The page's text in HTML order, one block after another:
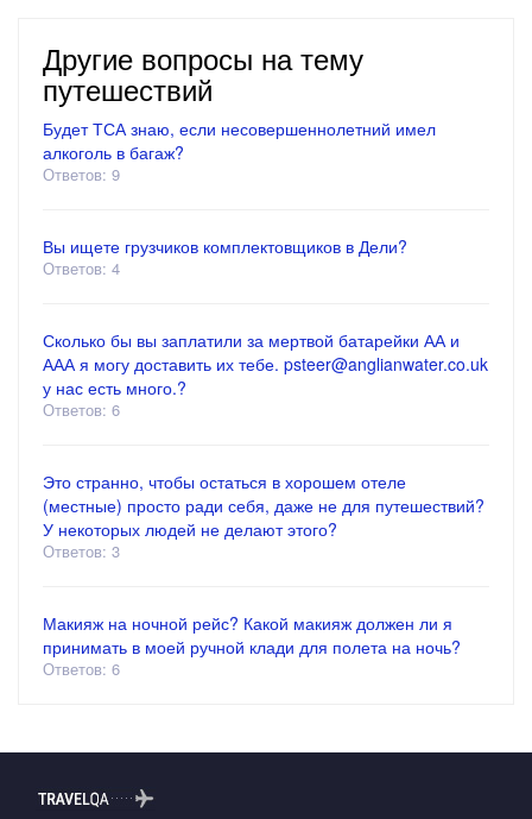
Другие вопросы на тему
путешествий
Будет ТСА знаю, если несовершеннолетний имел
алкоголь в багаж?
Ответов: 9
Вы ищете грузчиков комплектовщиков в Дели?
Ответов: 4
Сколько бы вы заплатили за мертвой батарейки АА и
ААА я могу доставить их тебе. psteer@anglianwater.co.uk
у нас есть много.?
Ответов: 6
Это странно, чтобы остаться в хорошем отеле
(местные) просто ради себя, даже не для путешествий?
У некоторых людей не делают этого?
Ответов: 3
Макияж на ночной рейс? Какой макияж должен ли я
принимать в моей ручной клади для полета на ночь?
Ответов: 6